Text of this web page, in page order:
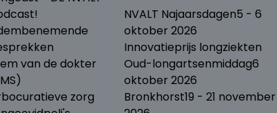
van de dokter
zorg
NVALT Najaarsdagen5 - 6
oktober 2026
Innovatieprijs longziekten
Oud-longartsenmiddag6
oktober 2026
Bronkhorst19 - 21 november